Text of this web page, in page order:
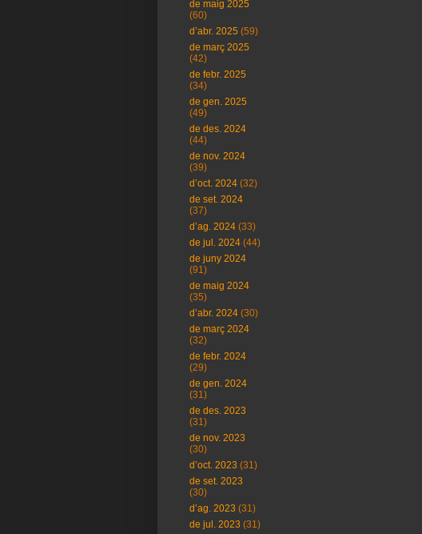
de maig 2025
(60)
d’abr. 2025 (59)
de març 2025
(42)
de febr. 2025
(34)
de gen. 2025
(49)
de des. 2024
(44)
de nov. 2024
(39)
d’oct. 2024 (32)
de set. 2024
(37)
d’ag. 2024 (33)
de jul. 2024 (44)
de juny 2024
(91)
de maig 2024
(35)
d’abr. 2024 (30)
de març 2024
(32)
de febr. 2024
(29)
de gen. 2024
(31)
de des. 2023
(31)
de nov. 2023
(30)
d’oct. 2023 (31)
de set. 2023
(30)
d’ag. 2023 (31)
de jul. 2023 (31)